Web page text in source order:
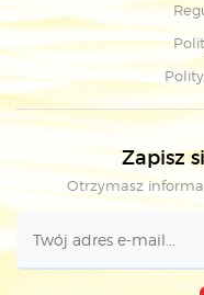
Zapisz
Otrzymasz